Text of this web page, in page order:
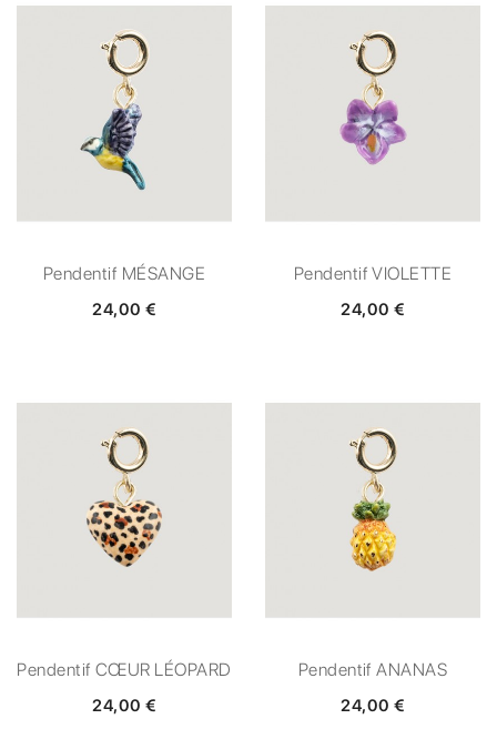
Pendentif MÉSANGE
24,00 €
Pendentif VIOLETTE
24,00 €
Pendentif CŒUR LÉOPARD
24,00 €
Pendentif ANANAS
24,00 €